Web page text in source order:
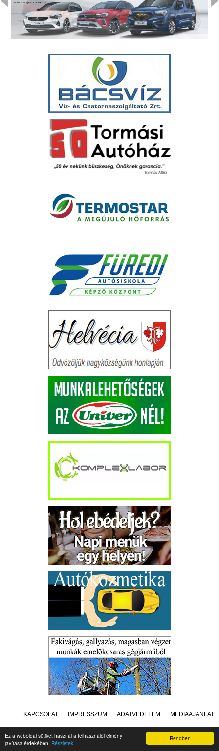
Rendben
Ez a weboldal sütiket használ a felhasználói élmény
javítása érdekében. Részletek
KAPCSOLAT IMPRESSZUM ADATVÉDELEM MÉDIAAJÁNLAT
Készítette:Raster Studio